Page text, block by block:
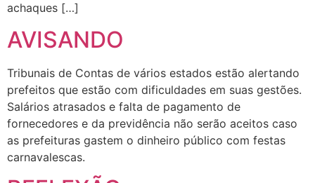
achaques […]
AVISANDO
Tribunais de Contas de vários estados estão alertando
prefeitos que estão com dificuldades em suas gestões.
Salários atrasados e falta de pagamento de
fornecedores e da previdência não serão aceitos caso
as prefeituras gastem o dinheiro público com festas
carnavalescas.